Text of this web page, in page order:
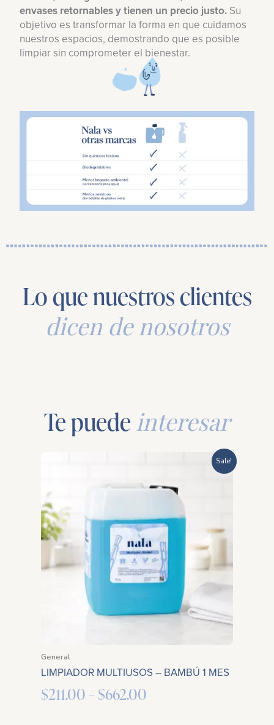
envases retornables y tienen un precio justo. Su
objetivo es transformar la forma en que cuidamos
nuestros espacios, demostrando que es posible
limpiar sin comprometer el bienestar.
Lo que nuestros clientes
dicen de nosotros
Te puede interesar
Sale!
General
LIMPIADOR MULTIUSOS – BAMBÚ 1 MES
$211.00–$662.00
range:
$211.00
through
$662.00